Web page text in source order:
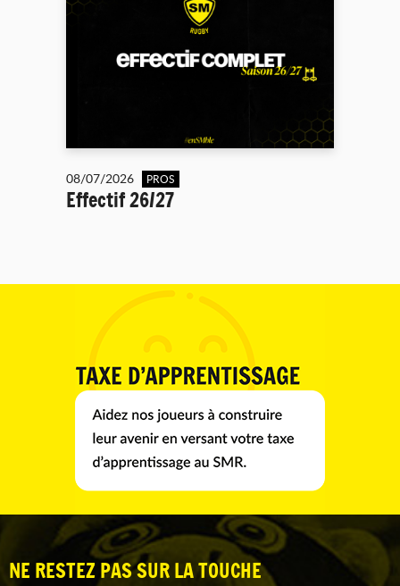
08/07/2026 PROS
Effectif 26/27
NE RESTEZ PAS SUR LA TOUCHE